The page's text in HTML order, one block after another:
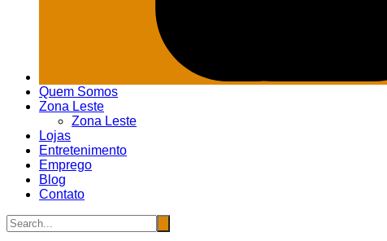
Quem Somos
Zona Leste
Zona Leste
Lojas
Entretenimento
Emprego
Blog
Contato